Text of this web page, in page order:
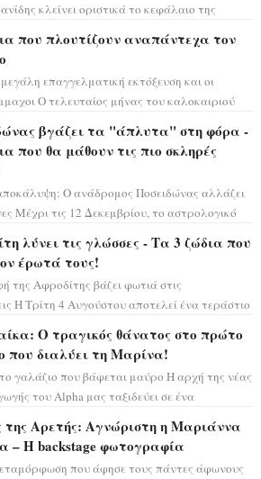
κλείνει οριστικά το κεφάλαιο της
που πλουτίζουν αναπάντεχα τον
επαγγελματική εκτόξευση και οι
Ο τελευταίος μήνας του καλοκαιριού
βγάζει τα "άπλυτα" στη φόρα -
που θα μάθουν τις πιο σκληρές
Ο ανάδρομος Ποσειδώνας αλλάζει
Μέχρι τις 12 Δεκεμβρίου, το αστρολογικό
λύνει τις γλώσσες - Τα 3 ζώδια που
έρωτά τους!
της Αφροδίτης βάζει φωτιά στις
Η Τρίτη 4 Αυγούστου αποτελεί ένα τεράστιο
Ο τραγικός θάνατος στο πρώτο
που διαλύει τη Μαρίνα!
γαλάζιο που βάφεται μαύρο Η αρχή της νέας
του Alpha μας ταξιδεύει σε ένα
της Αρετής: Αγνώριστη η Μαριάννα
– H backstage φωτογραφία
που άφησε τους πάντες άφωνους